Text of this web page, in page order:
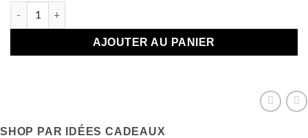
AJOUTER AU PANIER
SHOP PAR IDÉES CADEAUX